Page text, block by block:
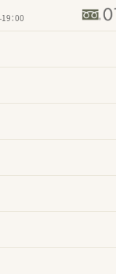
：00